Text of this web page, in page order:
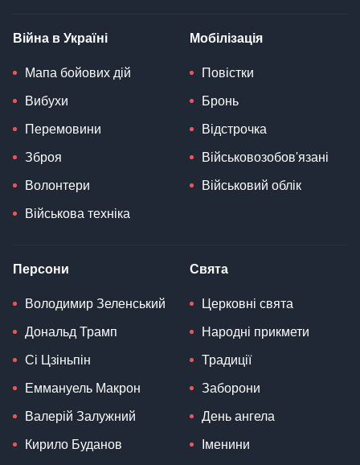
Війна в Україні
Мапа бойових дій
Вибухи
Перемовини
Зброя
Волонтери
Військова техніка
Мобілізація
Повістки
Бронь
Відстрочка
Військовозобов'язані
Військовий облік
Персони
Володимир Зеленський
Дональд Трамп
Сі Цзіньпін
Еммануель Макрон
Валерій Залужний
Кирило Буданов
Свята
Церковні свята
Народні прикмети
Традиції
Заборони
День ангела
Іменини